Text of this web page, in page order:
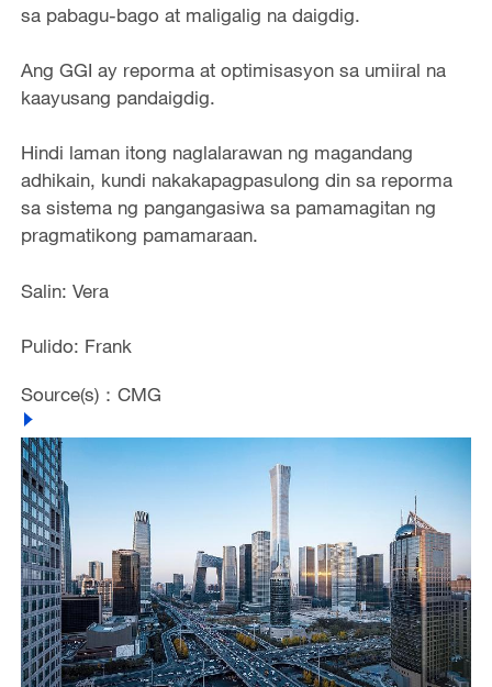
sa pabagu-bago at maligalig na daigdig.
Ang GGI ay reporma at optimisasyon sa umiiral na
kaayusang pandaigdig.
Hindi laman itong naglalarawan ng magandang
adhikain, kundi nakakapagpasulong din sa reporma
sa sistema ng pangangasiwa sa pamamagitan ng
pragmatikong pamamaraan.
Salin: Vera
Pulido: Frank
Source(s)：CMG